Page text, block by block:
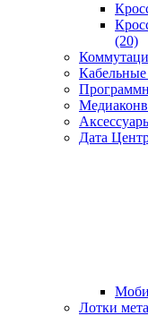
(20)
Дата
Лотки